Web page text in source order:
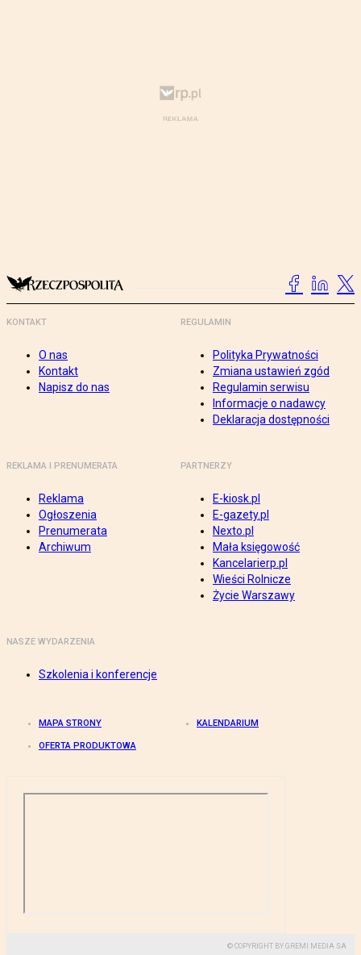
KONTAKT
O nas
Kontakt
Napisz do nas
REGULAMIN
Polityka Prywatności
Zmiana ustawień zgód
Regulamin serwisu
Informacje o nadawcy
Deklaracja dostępności
REKLAMA I PRENUMERATA
Reklama
Ogłoszenia
Prenumerata
Archiwum
PARTNERZY
E-kiosk.pl
E-gazety.pl
Nexto.pl
Mała księgowość
Kancelarierp.pl
Wieści Rolnicze
Życie Warszawy
NASZE WYDARZENIA
Szkolenia i konferencje
MAPA STRONY KALENDARIUM
OFERTA PRODUKTOWA
© COPYRIGHT BY GREMI MEDIA SA